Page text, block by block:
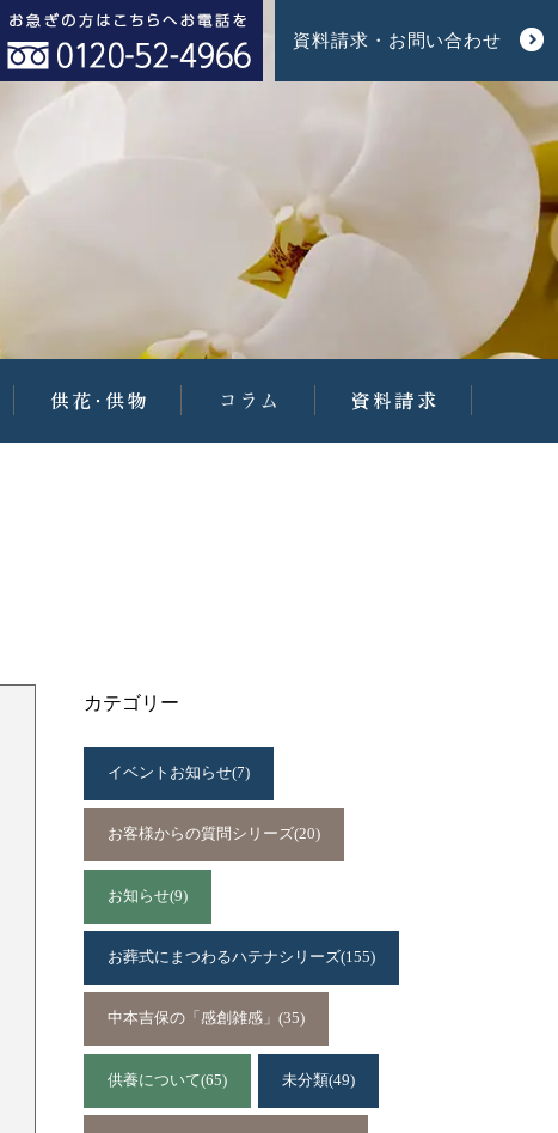
資料請求・お問い合わせ
カテゴリー
イベントお知らせ(7)
お客様からの質問シリーズ(20)
お知らせ(9)
お葬式にまつわるハテナシリーズ(155)
中本吉保の「感創雑感」 (35)
供養について(65) 未分類(49)